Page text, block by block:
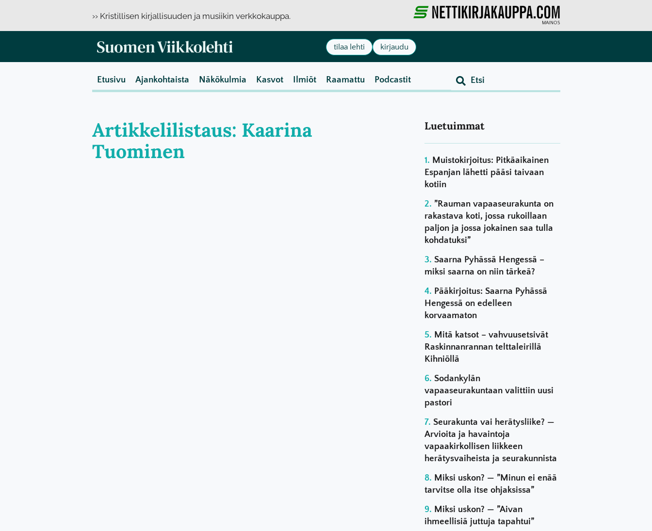
›› Kristillisen kirjallisuuden ja musiikin verkkokauppa.
MAINOS
tilaa lehti kirjaudu
Etusivu Ajankohtaista Näkökulmia Kasvot Ilmiöt Raamattu Podcastit
Artikkelilistaus: Kaarina
Tuominen
Luetuimmat
Muistokirjoitus: Pitkäaikainen
Espanjan lähetti pääsi taivaan
kotiin
”Rauman vapaaseurakunta on
rakastava koti, jossa rukoillaan
paljon ja jossa jokainen saa tulla
kohdatuksi”
Saarna Pyhässä Hengessä –
miksi saarna on niin tärkeä?
Pääkirjoitus: Saarna Pyhässä
Hengessä on edelleen
korvaamaton
Mitä katsot – vahvuusetsivät
Raskinnanrannan telttaleirillä
Kihniöllä
Sodankylän
vapaaseurakuntaan valittiin uusi
pastori
Seurakunta vai herätysliike? —
Arvioita ja havaintoja
vapaakirkollisen liikkeen
herätysvaiheista ja seurakunnista
Miksi uskon? — ”Minun ei enää
tarvitse olla itse ohjaksissa”
Miksi uskon? — ”Aivan
ihmeellisiä juttuja tapahtui”